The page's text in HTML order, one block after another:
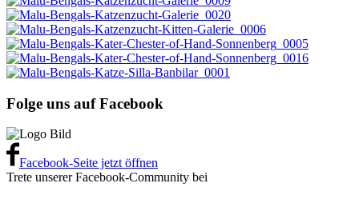
Folge uns auf Facebook
Facebook-Seite jetzt öffnen
Trete unserer Facebook-Community bei